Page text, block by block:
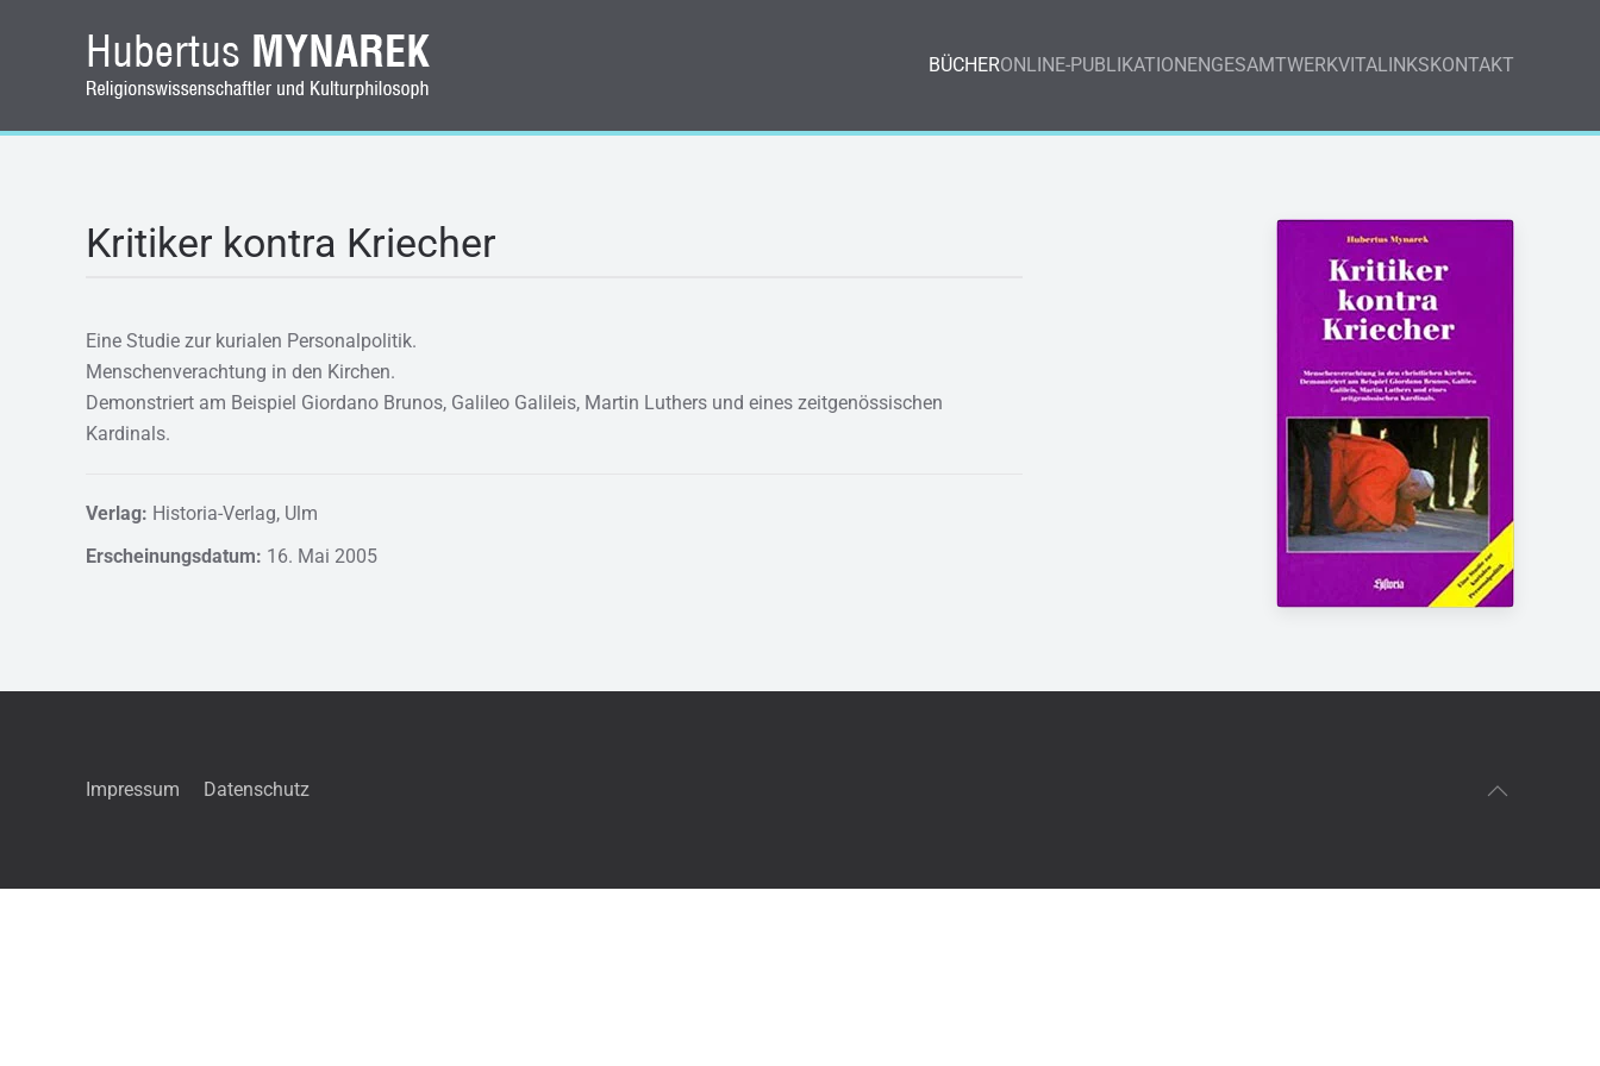
Zum Hauptinhalt springen BÜCHERONLINE-PUBLIKATIONENGESAMTWERKVITALINKSKONTAKT
Kritiker kontra Kriecher
Eine Studie zur kurialen Personalpolitik.
Menschenverachtung in den Kirchen.
Demonstriert am Beispiel Giordano Brunos, Galileo Galileis, Martin Luthers und eines zeitgenössischen
Kardinals.
Verlag: Historia-Verlag, Ulm
Erscheinungsdatum: 16. Mai 2005
Impressum Datenschutz